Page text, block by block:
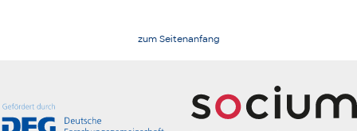
zum Seitenanfang